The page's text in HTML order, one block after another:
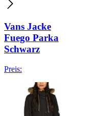
Vans Jacke
Fuego Parka
Schwarz
Preis: